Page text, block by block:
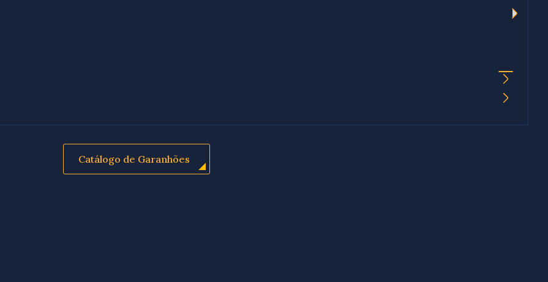
Catálogo de Garanhões